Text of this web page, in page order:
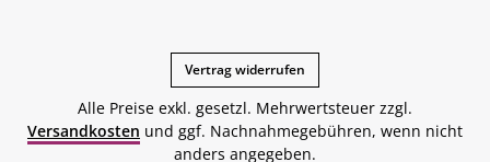
Vertrag widerrufen
Alle Preise exkl. gesetzl. Mehrwertsteuer zzgl.
Versandkosten und ggf. Nachnahmegebühren, wenn nicht
anders angegeben.